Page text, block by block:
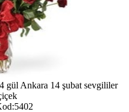
gül Ankara 14 şubat sevgililer